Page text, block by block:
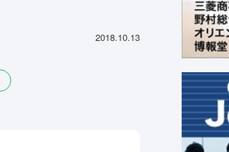
2018.10.13